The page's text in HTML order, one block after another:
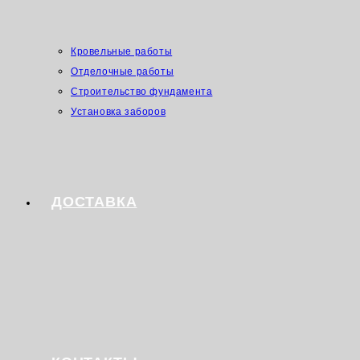
Кровельные работы
Отделочные работы
Строительство фундамента
Установка заборов
ДОСТАВКА